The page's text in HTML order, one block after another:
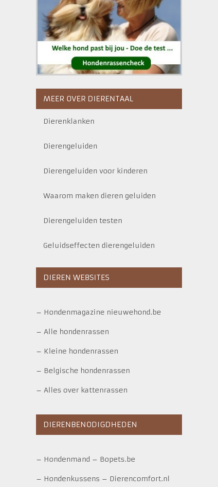
MEER OVER DIERENTAAL
Dierenklanken
Dierengeluiden
Dierengeluiden voor kinderen
Waarom maken dieren geluiden
Dierengeluiden testen
Geluidseffecten dierengeluiden
DIEREN WEBSITES
– Hondenmagazine nieuwehond.be
– Alle hondenrassen
– Kleine hondenrassen
– Belgische hondenrassen
– Alles over kattenrassen
DIERENBENODIGDHEDEN
– Hondenmand – Bopets.be
– Hondenkussens – Dierencomfort.nl